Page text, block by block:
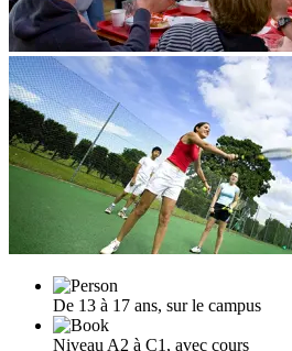
De 13 à 17 ans, sur le campus
Niveau A2 à C1, avec cours